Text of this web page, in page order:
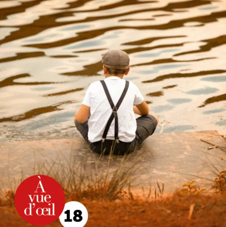
Retour à ma nature
Hervé Jaouen
28€